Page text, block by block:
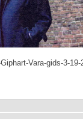
Giphart-Vara-gids-3-